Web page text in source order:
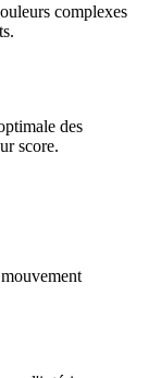
complexes
des
score.